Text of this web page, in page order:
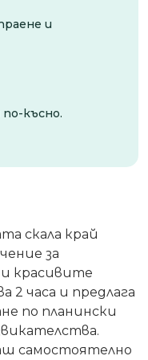
и
по-късно.
скала край
за
красивите
2 часа и предлага
по планински
самостоятелно